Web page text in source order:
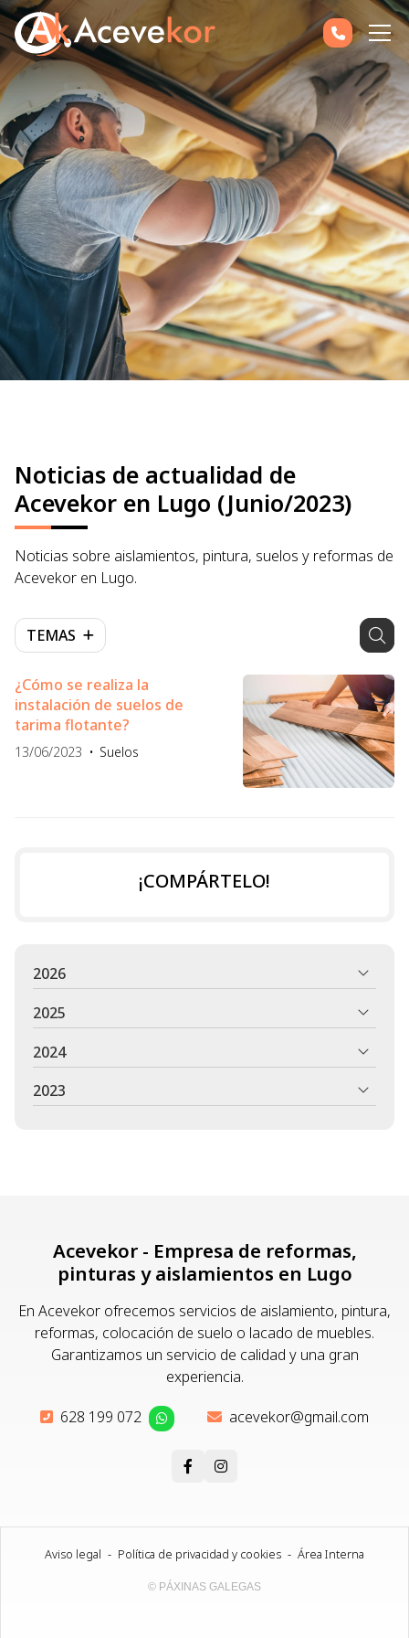
Noticias de actualidad de
Acevekor en Lugo (Junio/2023)
Noticias sobre aislamientos, pintura, suelos y reformas de
Acevekor en Lugo.
TEMAS
¿Cómo se realiza la
instalación de suelos de
tarima flotante?
13/06/2023 Suelos
¡COMPÁRTELO!
2026
2025
2024
2023
Acevekor - Empresa de reformas,
pinturas y aislamientos en Lugo
En Acevekor ofrecemos servicios de aislamiento, pintura,
reformas, colocación de suelo o lacado de muebles.
Garantizamos un servicio de calidad y una gran
experiencia.
628 199 072 acevekor@gmail.com
Aviso legal - Política de privacidad y cookies - Área Interna
© PÁXINAS GALEGAS